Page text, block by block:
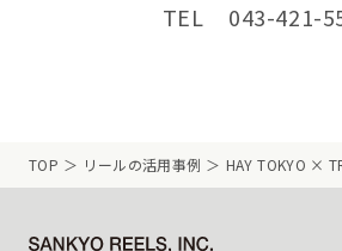
TEL 043-421-
TOP リールの活用事例 HAY TOKYO ×